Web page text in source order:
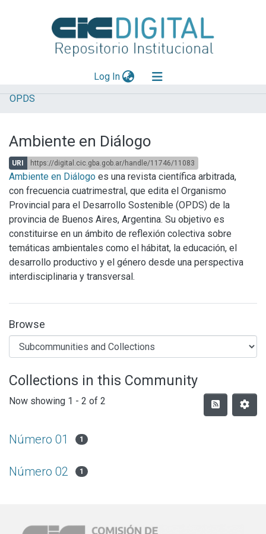
Log In(current)
Explorar
Aportar material
Statistics
OPDS
Ambiente en Diálogo
URI https://digital.cic.gba.gob.ar/handle/11746/11083
Ambiente en Diálogo es una revista científica arbitrada,
con frecuencia cuatrimestral, que edita el Organismo
Provincial para el Desarrollo Sostenible (OPDS) de la
provincia de Buenos Aires, Argentina. Su objetivo es
constituirse en un ámbito de reflexión colectiva sobre
temáticas ambientales como el hábitat, la educación, el
desarrollo productivo y el género desde una perspectiva
interdisciplinaria y transversal.
Browse
Collections in this Community
Now showing 1 - 2 of 2
Número 01 1
Número 02 1